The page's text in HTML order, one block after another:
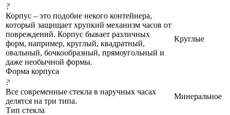
?
Корпус – это подобие некого контейнера,
который защищает хрупкий механизм часов от
повреждений. Корпус бывает различных
форм, например, круглый, квадратный,
овальный, бочкообразный, прямоугольный и
даже необычной формы.
Форма корпуса
Круглые
?
Все современные стекла в наручных часах
делятся на три типа.
Тип стекла
Минеральное